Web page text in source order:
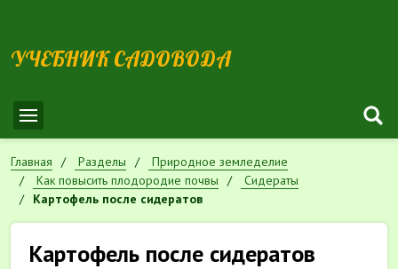
УЧЕБНИК САДОВОДА
Главная Разделы
Природное земледелие
Как повысить плодородие почвы
Сидераты
Картофель после сидератов
Картофель после сидератов